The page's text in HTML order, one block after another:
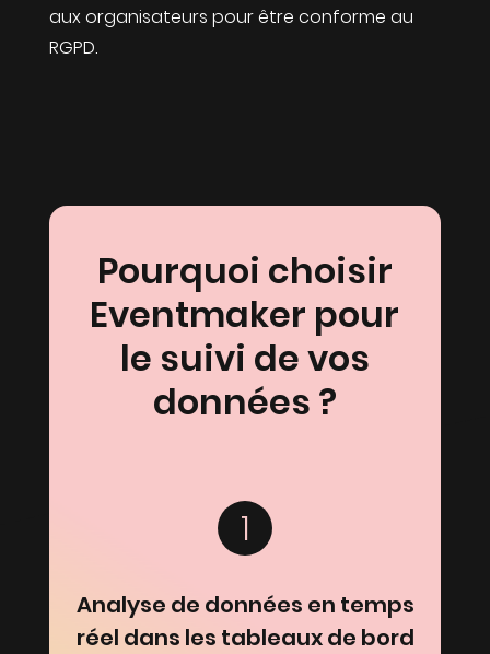
aux organisateurs pour être conforme au
RGPD.
Pourquoi choisir
Eventmaker pour
le suivi de vos
données ?
1
Analyse de données en temps
réel dans les tableaux de bord